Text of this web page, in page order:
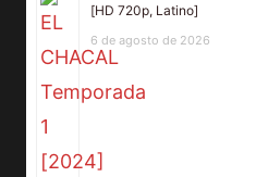
[HD 720p, Latino]
6 de agosto de 2026